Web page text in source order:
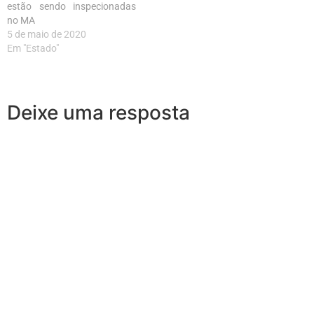
estão sendo inspecionadas
no MA
5 de maio de 2020
Em "Estado"
Deixe uma resposta